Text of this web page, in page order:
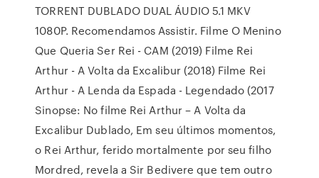
TORRENT DUBLADO DUAL ÁUDIO 5.1 MKV
1080P. Recomendamos Assistir. Filme O Menino
Que Queria Ser Rei - CAM (2019) Filme Rei
Arthur - A Volta da Excalibur (2018) Filme Rei
Arthur - A Lenda da Espada - Legendado (2017
Sinopse: No filme Rei Arthur – A Volta da
Excalibur Dublado, Em seu últimos momentos,
o Rei Arthur, ferido mortalmente por seu filho
Mordred, revela a Sir Bedivere que tem outro